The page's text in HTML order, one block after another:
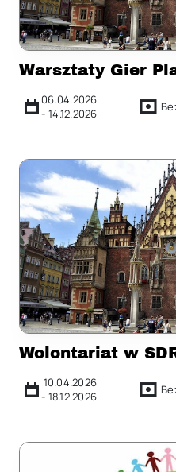
Warsztaty Gier
06.04.2026
- 14.12.2026
Wolontariat w
10.04.2026
- 18.12.2026